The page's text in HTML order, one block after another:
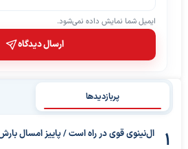
ایمیل شما نمایش داده نمی‌شود.
ارسال دیدگاه
پربازدیدها
ال‌نینوی قوی در راه است / پاییز امسال